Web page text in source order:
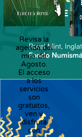
Revisa la
agenda del
mes de
Agosto.
El acceso
a los
servicios
son
gratuitos,
ven y
disfruta
con